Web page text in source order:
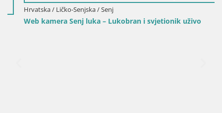
Hrvatska / Ličko-Senjska / Senj
Web kamera Senj luka – Lukobran i svjetionik uživo